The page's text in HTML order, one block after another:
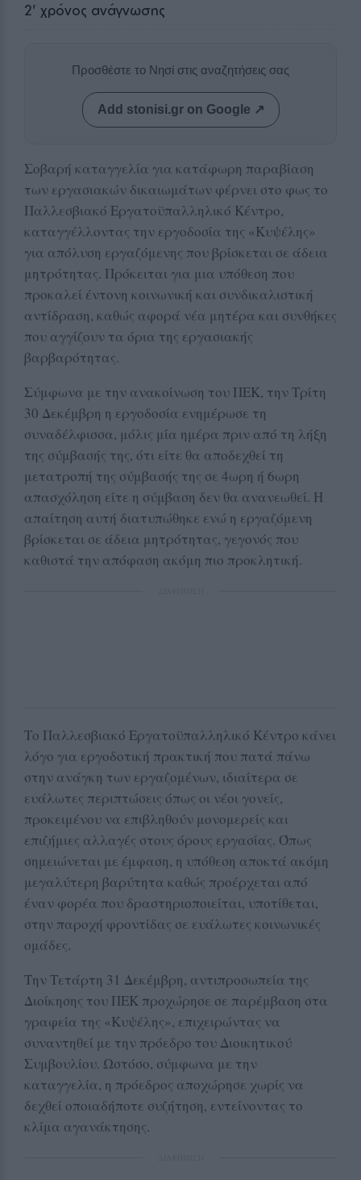
2' χρόνος ανάγνωσης
Προσθέστε το Νησί στις αναζητήσεις σας
Add stonisi.gr on Google ↗
Σοβαρή καταγγελία για κατάφωρη παραβίαση
των εργασιακών δικαιωμάτων φέρνει στο φως το
Παλλεσβιακό Εργατοϋπαλληλικό Κέντρο,
καταγγέλλοντας την εργοδοσία της «Κυψέλης»
για απόλυση εργαζόμενης που βρίσκεται σε άδεια
μητρότητας. Πρόκειται για μια υπόθεση που
προκαλεί έντονη κοινωνική και συνδικαλιστική
αντίδραση, καθώς αφορά νέα μητέρα και συνθήκες
που αγγίζουν τα όρια της εργασιακής
βαρβαρότητας.
Σύμφωνα με την ανακοίνωση του ΠΕΚ, την Τρίτη
30 Δεκέμβρη η εργοδοσία ενημέρωσε τη
συναδέλφισσα, μόλις μία ημέρα πριν από τη λήξη
της σύμβασής της, ότι είτε θα αποδεχθεί τη
μετατροπή της σύμβασής της σε 4ωρη ή 6ωρη
απασχόληση είτε η σύμβαση δεν θα ανανεωθεί. Η
απαίτηση αυτή διατυπώθηκε ενώ η εργαζόμενη
βρίσκεται σε άδεια μητρότητας, γεγονός που
καθιστά την απόφαση ακόμη πιο προκλητική.
Το Παλλεσβιακό Εργατοϋπαλληλικό Κέντρο κάνει
λόγο για εργοδοτική πρακτική που πατά πάνω
στην ανάγκη των εργαζομένων, ιδιαίτερα σε
ευάλωτες περιπτώσεις όπως οι νέοι γονείς,
προκειμένου να επιβληθούν μονομερείς και
επιζήμιες αλλαγές στους όρους εργασίας. Όπως
σημειώνεται με έμφαση, η υπόθεση αποκτά ακόμη
μεγαλύτερη βαρύτητα καθώς προέρχεται από
έναν φορέα που δραστηριοποιείται, υποτίθεται,
στην παροχή φροντίδας σε ευάλωτες κοινωνικές
ομάδες.
Την Τετάρτη 31 Δεκέμβρη, αντιπροσωπεία της
Διοίκησης του ΠΕΚ προχώρησε σε παρέμβαση στα
γραφεία της «Κυψέλης», επιχειρώντας να
συναντηθεί με την πρόεδρο του Διοικητικού
Συμβουλίου. Ωστόσο, σύμφωνα με την
καταγγελία, η πρόεδρος αποχώρησε χωρίς να
δεχθεί οποιαδήποτε συζήτηση, εντείνοντας το
κλίμα αγανάκτησης.